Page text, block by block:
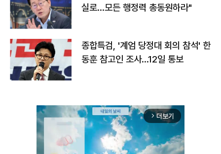
실로…모든 행정력 총동원하라"
종합특검, '계엄 당정대 회의 참석' 한
동훈 참고인 조사...12일 통보
arrow_forward_ios 더보기